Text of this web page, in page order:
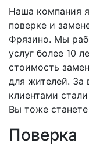
Наша компания
поверке и
Фрязино. Мы
услуг более 10
стоимость
для жителей.
клиентами
Вы тоже
Поверка